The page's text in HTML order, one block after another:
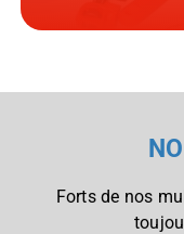
Forts de nos